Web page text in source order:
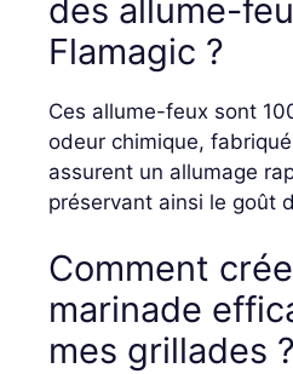
des allume-
Flamagic ?
Ces allume-feux sont
odeur chimique,
assurent un allumage
préservant ainsi le goût
Comment
marinade
mes grillades ?